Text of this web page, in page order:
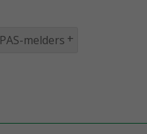
PAS-melders